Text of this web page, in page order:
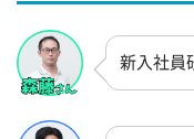
新入社員